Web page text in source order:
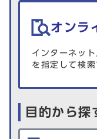
オンラ
インターネッ
を指定して検索
目的から探